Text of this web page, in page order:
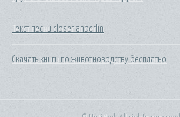
Текст песни closer anberlin
Скачать книги по животноводству бесплатно